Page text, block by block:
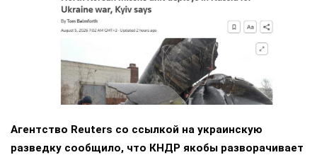
Агентство Reuters со ссылкой на украинскую
разведку сообщило, что КНДР якобы разворачивает